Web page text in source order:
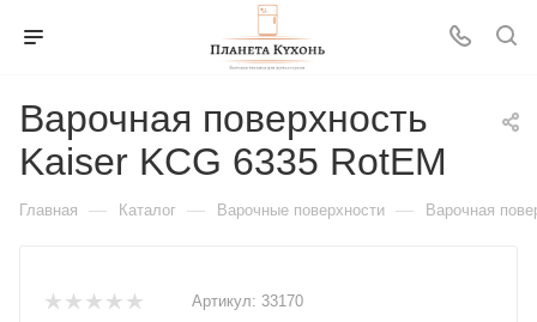
Варочная поверхность
Kaiser KCG 6335 RotEM
Главная — Каталог — Варочные поверхности — Варочная
Артикул: 33170